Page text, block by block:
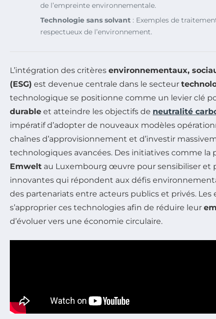
de l’empreinte environnementale.
Technologie sans solvant : Exemples de
respectueux de l’environnement.
L’intégration des critères environnementaux,
(ESG) est devenue centrale dans le secteur
technologique se positionne comme un levier clé
durable et atteindre les objectifs de neutralité
impératif d’adopter de nouveaux modèles
chaînes d’approvisionnement et d’investir
technologiques avancées. Des initiatives comme la
Emwelt au Luxembourg œuvre pour sensibiliser et
innovantes qui répondent aux défis
des partenariats entre acteurs publics et privés.
s’approprier ces technologies afin de réduire leur
d’évoluer vers une économie circulaire.